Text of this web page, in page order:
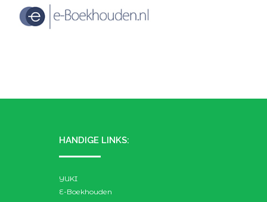
HANDIGE LINKS:
YUKI
E-Boekhouden